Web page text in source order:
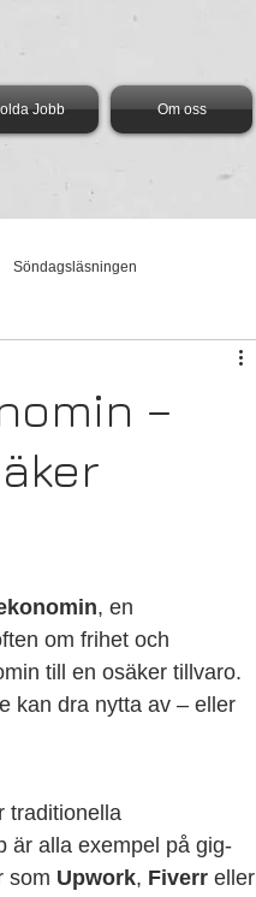
Jobb Om oss
Söndagsläsningen
–
, en
om frihet och
till en osäker tillvaro.
kan dra nytta av – eller
traditionella
är alla exempel på gig-
som Upwork, Fiverr eller